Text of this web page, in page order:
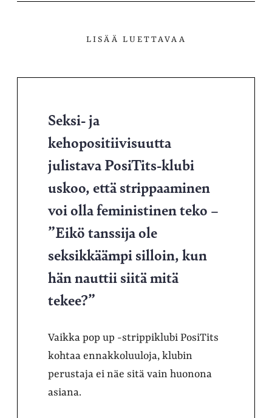
LISÄÄ LUETTAVAA
Seksi- ja
kehopositiivisuutta
julistava PosiTits-klubi
uskoo, että strippaaminen
voi olla feministinen teko –
”Eikö tanssija ole
seksikkäämpi silloin, kun
hän nauttii siitä mitä
tekee?”
Vaikka pop up -strippiklubi PosiTits
kohtaa ennakkoluuloja, klubin
perustaja ei näe sitä vain huonona
asiana.